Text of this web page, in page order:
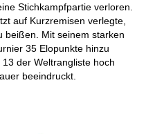
Stichkampfpartie verloren.
auf Kurzremisen verlegte,
beißen. Mit seinem starken
35 Elopunkte hinzu
der Weltrangliste hoch
beeindruckt.